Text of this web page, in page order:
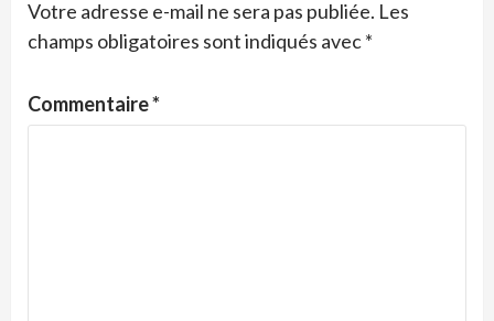
Votre adresse e-mail ne sera pas publiée. Les
champs obligatoires sont indiqués avec*
Commentaire*